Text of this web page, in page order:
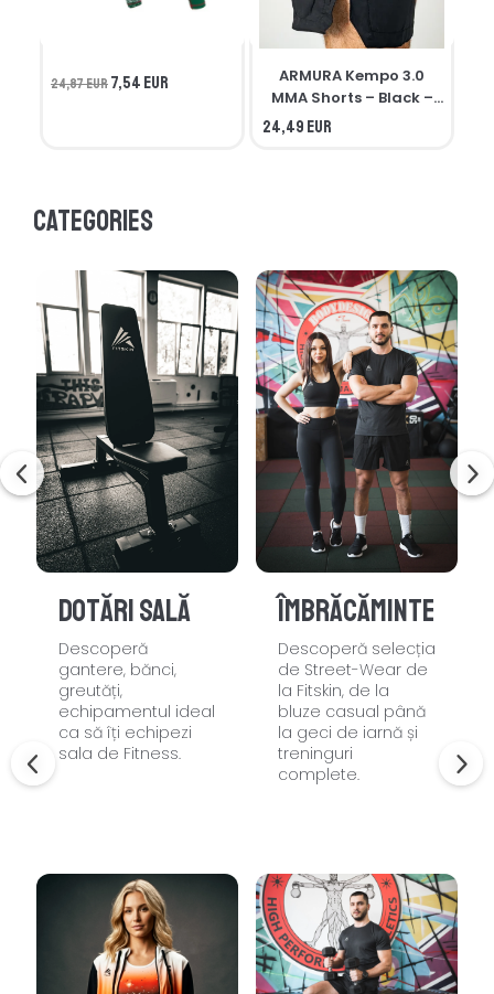
24,87 EUR7,54 EUR
ARMURA Kempo 3.0
MMA Shorts – Black –
Seniors
24,49 EUR
Categories
Dotări sală
Descoperă
gantere, bănci,
greutăți,
echipamentul ideal
ca să îți echipezi
sala de Fitness.
Îmbrăcăminte
Descoperă selecția
de Street-Wear de
la Fitskin, de la
bluze casual până
la geci de iarnă și
treninguri
complete.